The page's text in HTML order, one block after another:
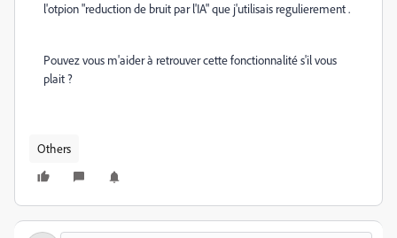
l'otpion "reduction de bruit par l'IA" que j'utilisais regulierement .
Pouvez vous m'aider à retrouver cette fonctionnalité s'il vous
plait ?
Others